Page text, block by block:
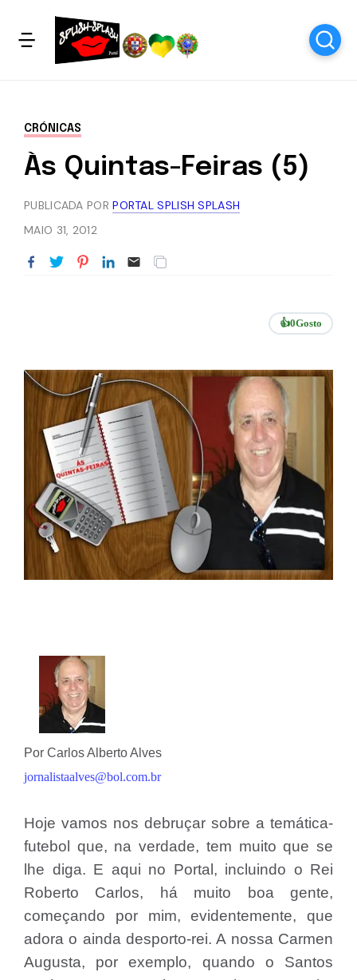
CRÓNICAS
Às Quintas-Feiras (5)
PUBLICADA PORPORTAL SPLISH SPLASH
MAIO 31, 2012
👍0Gosto
Por Carlos Alberto Alves
jornalistaalves@bol.com.br
Hoje vamos nos debruçar sobre a temática-
futebol que, na verdade, tem muito que se
lhe diga. E aqui no Portal, incluindo o Rei
Roberto Carlos, há muito boa gente,
começando por mim, evidentemente, que
adora o ainda desporto-rei. A nossa Carmen
Augusta, por exemplo, quando o Santos